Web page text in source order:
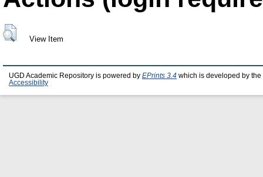
View Item
UGD Academic Repository is powered by EPrints 3.4 which is developed by the
Accessibility